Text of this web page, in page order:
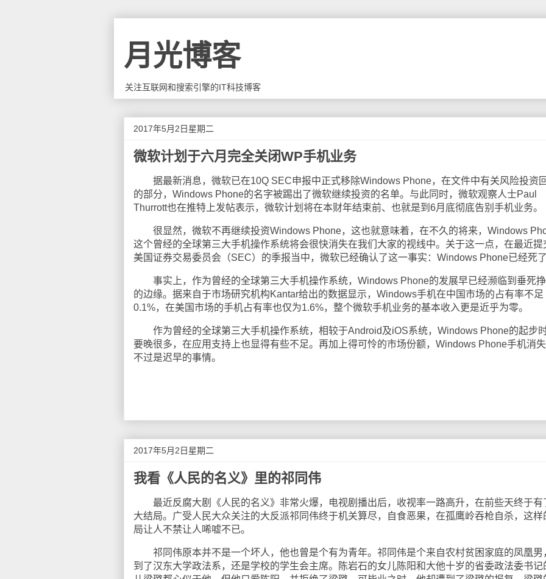
月光博客
关注互联网和搜索引擎的IT科技博客
2017年5月2日星期二
微软计划于六月完全关闭WP手机业务
据最新消息，微软已在10Q SEC申报中正式移除Windows Phone，在文件中有关风险投资
的部分，Windows Phone的名字被踢出了微软继续投资的名单。与此同时，微软观察人士Paul
Thurrott也在推特上发帖表示，微软计划将在本财年结束前、也就是到6月底彻底告别手机业务。
很显然，微软不再继续投资Windows Phone，这也就意味着，在不久的将来，Windows
这个曾经的全球第三大手机操作系统将会很快消失在我们大家的视线中。关于这一点，在最近提
美国证券交易委员会（SEC）的季报当中，微软已经确认了这一事实：Windows Phone已经死了
事实上，作为曾经的全球第三大手机操作系统，Windows Phone的发展早已经濒临到垂死
的边缘。据来自于市场研究机构Kantar给出的数据显示，Windows手机在中国市场的占有率不足
0.1%，在美国市场的手机占有率也仅为1.6%，整个微软手机业务的基本收入更是近乎为零。
作为曾经的全球第三大手机操作系统，相较于Android及iOS系统，Windows Phone的起步
要晚很多，在应用支持上也显得有些不足。再加上得可怜的市场份额，Windows Phone手机消
不过是迟早的事情。
2017年5月2日星期二
我看《人民的名义》里的祁同伟
最近反腐大剧《人民的名义》非常火爆，电视剧播出后，收视率一路高升，在前些天终于有
大结局。广受人民大众关注的大反派祁同伟终于机关算尽，自食恶果，在孤鹰岭吞枪自杀，这样
局让人不禁让人唏嘘不已。
祁同伟原本并不是一个坏人，他也曾是个有为青年。祁同伟是个来自农村贫困家庭的凤凰男
到了汉东大学政法系，还是学校的学生会主席。陈岩石的女儿陈阳和大他十岁的省委政法委书记